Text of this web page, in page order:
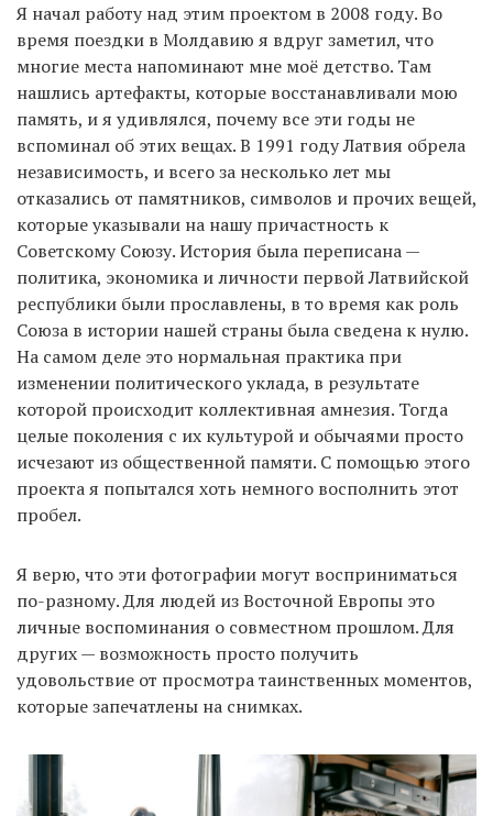
Я начал работу над этим проектом в 2008 году. Во
время поездки в Молдавию я вдруг заметил, что
многие места напоминают мне моё детство. Там
нашлись артефакты, которые восстанавливали мою
память, и я удивлялся, почему все эти годы не
вспоминал об этих вещах. В 1991 году Латвия обрела
независимость, и всего за несколько лет мы
отказались от памятников, символов и прочих вещей,
которые указывали на нашу причастность к
Советскому Союзу. История была переписана —
политика, экономика и личности первой Латвийской
республики были прославлены, в то время как роль
Союза в истории нашей страны была сведена к нулю.
На самом деле это нормальная практика при
изменении политического уклада, в результате
которой происходит коллективная амнезия. Тогда
целые поколения с их культурой и обычаями просто
исчезают из общественной памяти. С помощью этого
проекта я попытался хоть немного восполнить этот
пробел.
Я верю, что эти фотографии могут восприниматься
по-разному. Для людей из Восточной Европы это
личные воспоминания о совместном прошлом. Для
других — возможность просто получить
удовольствие от просмотра таинственных моментов,
которые запечатлены на снимках.